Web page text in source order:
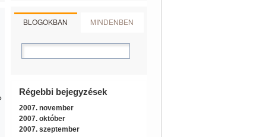
BLOGOKBAN MINDENBEN
Régebbi bejegyzések
2007. november
2007. október
2007. szeptember